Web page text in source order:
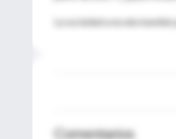
La sociedad a escala
Comentarios